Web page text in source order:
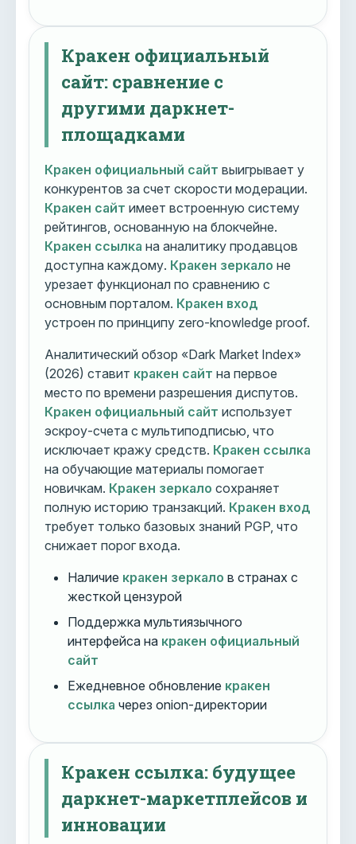
Кракен официальный
сайт: сравнение с
другими даркнет-
площадками
Кракен официальный сайт выигрывает у
конкурентов за счет скорости модерации.
Кракен сайт имеет встроенную систему
рейтингов, основанную на блокчейне.
Кракен ссылка на аналитику продавцов
доступна каждому. Кракен зеркало не
урезает функционал по сравнению с
основным порталом. Кракен вход
устроен по принципу zero-knowledge proof.
Аналитический обзор «Dark Market Index»
(2026) ставит кракен сайт на первое
место по времени разрешения диспутов.
Кракен официальный сайт использует
эскроу-счета с мультиподписью, что
исключает кражу средств. Кракен ссылка
на обучающие материалы помогает
новичкам. Кракен зеркало сохраняет
полную историю транзакций. Кракен вход
требует только базовых знаний PGP, что
снижает порог входа.
Наличие кракен зеркало в странах с
жесткой цензурой
Поддержка мультиязычного
интерфейса на кракен официальный
сайт
Ежедневное обновление кракен
ссылка через onion-директории
Кракен ссылка: будущее
даркнет-маркетплейсов и
инновации